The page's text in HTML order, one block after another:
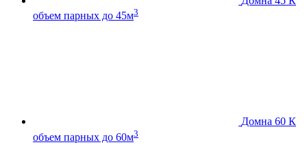
объем парных до 45м3
Домна 60 К
объем парных до 60м3